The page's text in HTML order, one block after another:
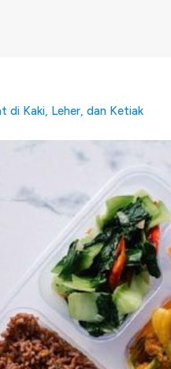
di Kaki, Leher, dan Ketiak